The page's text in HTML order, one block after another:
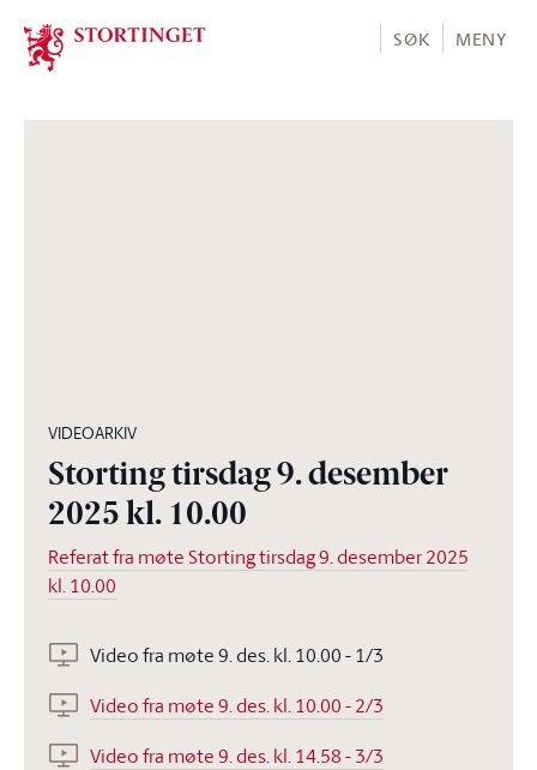
Stortinget.no
SØK MENY
VIDEOARKIV
Storting tirsdag 9. desember
2025 kl. 10.00
Referat fra møte Storting tirsdag 9. desember 2025
kl. 10.00
Video fra møte 9. des. kl. 10.00 - 1/3
Video fra møte 9. des. kl. 10.00 - 2/3
Video fra møte 9. des. kl. 14.58 - 3/3